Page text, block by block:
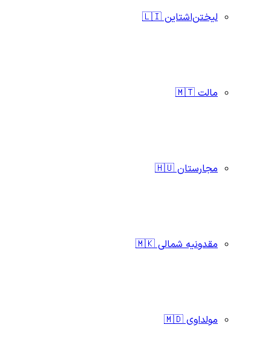
لیختن‌اشتاین 🇱🇮
مالت 🇲🇹
مجارستان 🇭🇺
مقدونیه شمالی 🇲🇰
مولداوی 🇲🇩